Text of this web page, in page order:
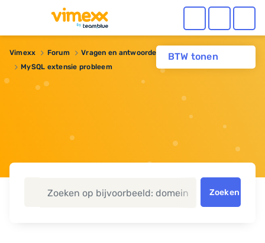
BTW tonen
Vimexx Forum Vragen en antwoorden
Webhosting
MySQL extensie probleem
Zoeken